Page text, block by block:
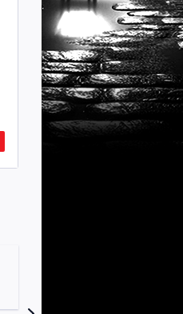
Рождественский
концерт
Владимира
Спивакова
24.12.2026 19:00
Дом музыки